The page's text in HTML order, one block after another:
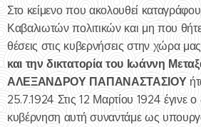
Στο κείμενο που ακολουθεί
Καβαλιωτών πολιτικών και μη που
θέσεις στις κυβερνήσεις στην χώρα
και την δικτατορία του Ιωάννη
ΑΛΕΞΑΝΔΡΟΥ ΠΑΠΑΝΑΣΤΑΣΙΟΥ
25.7.1924 Στις 12 Μαρτίου 1924 έγινε ο
κυβέρνηση αυτή συναντάμε ως